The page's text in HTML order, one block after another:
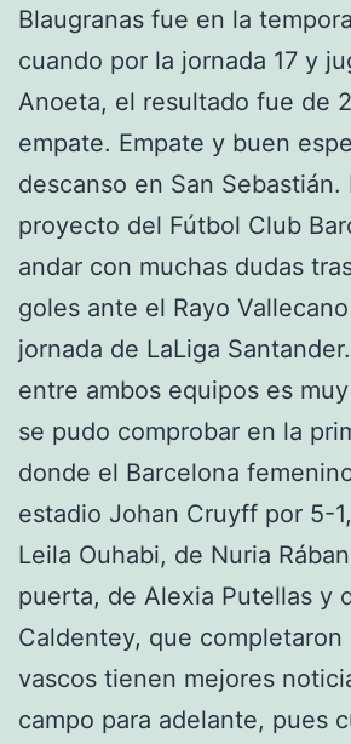
Blaugranas fue en la
cuando por la jornada 17 y
Anoeta, el resultado fue de
empate. Empate y buen
descanso en San Sebastián.
proyecto del Fútbol Club
andar con muchas dudas
goles ante el Rayo
jornada de LaLiga
entre ambos equipos es
se pudo comprobar en la
donde el Barcelona
estadio Johan Cruyff por 5-
Leila Ouhabi, de Nuria
puerta, de Alexia Putellas y
Caldentey, que completaron
vascos tienen mejores
campo para adelante, pues